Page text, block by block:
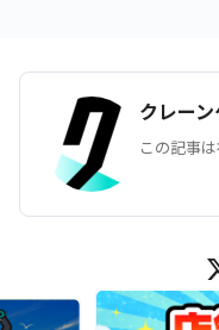
クレー
この記事